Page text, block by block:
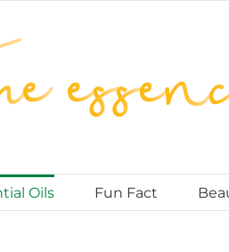
Oils Fun Fact